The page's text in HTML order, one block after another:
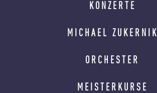
KONZERTE
MICHAEL ZUKERNIK
ORCHESTER
MEISTERKURSE